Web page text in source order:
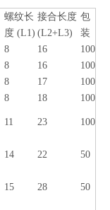
螺纹长
度 (L1)
接合长度
(L2+L3)
包
装
8 16
100
8 16
100
8 17
100
8 18 100
11 23 100
14 22 50
15 28 50